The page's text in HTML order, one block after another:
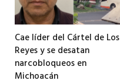
Cae líder del Cártel de Los
Reyes y se desatan
narcobloqueos en
Michoacán